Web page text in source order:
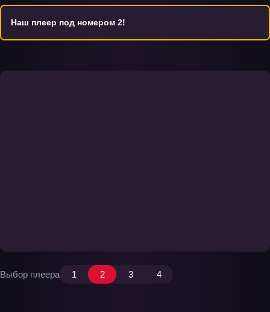
Наш плеер под номером 2!
Выбор плеера 1 2 3 4